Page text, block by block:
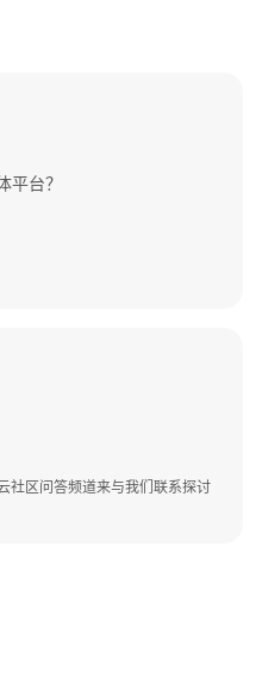
平台？
社区问答频道来与我们联系探讨